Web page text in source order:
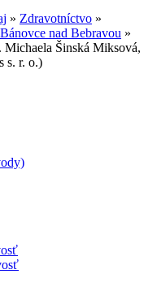
» Zdravotníctvo »
Bánovce nad Bebravou »
Šinská Miksová,
s. r. o.)